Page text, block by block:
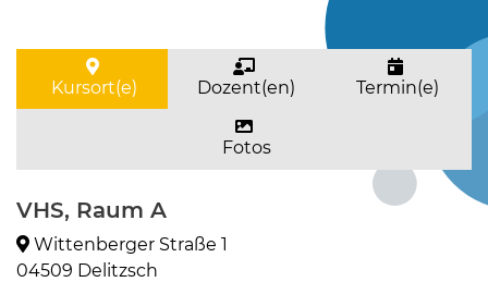
Kursort(e) Dozent(en) Termin(e)
Fotos
VHS, Raum A
Wittenberger Straße 1
04509 Delitzsch